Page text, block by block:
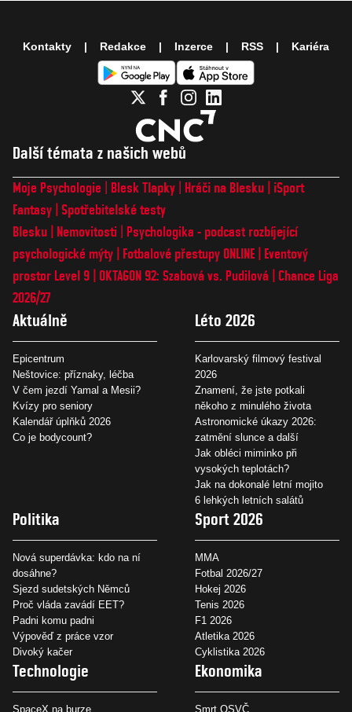
Další témata z našich webů
Moje Psychologie Blesk Tlapky Hráči na Blesku
iSport
Fantasy Spotřebitelské testy
Blesku
Nemovitosti
Psychologika - podcast rozbíjející
psychologické mýty
Fotbalové přestupy ONLINE
Eventový
prostor Level 9 OKTAGON 92: Szabová vs. Pudilová
Chance Liga
2026/27
Aktuálně
Epicentrum
Neštovice: příznaky, léčba
V čem jezdí Yamal a Mesii?
Kvízy pro seniory
Kalendář úplňků 2026
Co je bodycount?
Léto 2026
Karlovarský filmový festival
2026
Znamení, že jste potkali
někoho z minulého života
Astronomické úkazy 2026:
zatmění slunce a další
Jak obléci miminko při
vysokých teplotách?
Jak na dokonalé letní mojito
6 lehkých letních salátů
Politika
Nová superdávka: kdo na ní
dosáhne?
Sjezd sudetských Němců
Proč vláda zavádí EET?
Padni komu padni
Výpověď z práce vzor
Divoký kačer
Sport 2026
MMA
Fotbal 2026/27
Hokej 2026
Tenis 2026
F1 2026
Atletika 2026
Cyklistika 2026
Technologie
SpaceX na burze
Ekonomika
Smrt OSVČ
Kontakty Redakce Inzerce RSS Kariéra